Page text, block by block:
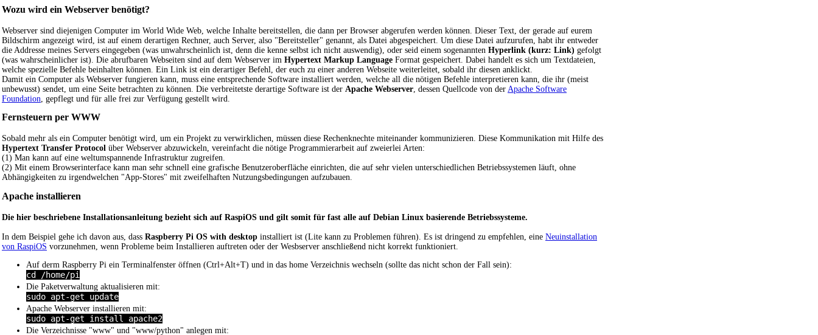
Wozu wird ein Webserver benötigt?
Webserver sind diejenigen Computer im World Wide Web, welche Inhalte bereitstellen, die dann per Browser abgerufen werden können. Dieser Text, der gerade auf eurem
Bildschirm angezeigt wird, ist auf einem derartigen Rechner, auch Server, also "Bereitsteller" genannt, als Datei abgespeichert. Um diese Datei aufzurufen, habt ihr entweder
die Addresse meines Servers eingegeben (was unwahrscheinlich ist, denn die kenne selbst ich nicht auswendig), oder seid einem sogenannten Hyperlink (kurz: Link) gefolgt
(was wahrscheinlicher ist). Die abrufbaren Webseiten sind auf dem Webserver im Hypertext Markup Language Format gespeichert. Dabei handelt es sich um Textdateien,
welche spezielle Befehle beinhalten können. Ein Link ist ein derartiger Befehl, der euch zu einer anderen Webseite weiterleitet, sobald ihr diesen anklickt.
Damit ein Computer als Webserver fungieren kann, muss eine entsprechende Software installiert werden, welche all die nötigen Befehle interpretieren kann, die ihr (meist
unbewusst) sendet, um eine Seite betrachten zu können. Die verbreitetste derartige Software ist der Apache Webserver, dessen Quellcode von der Apache Software
Foundation, gepflegt und für alle frei zur Verfügung gestellt wird.
Fernsteuern per WWW
Sobald mehr als ein Computer benötigt wird, um ein Projekt zu verwirklichen, müssen diese Rechenknechte miteinander kommunizieren. Diese Kommunikation mit Hilfe des
Hypertext Transfer Protocol über Webserver abzuwickeln, vereinfacht die nötige Programmierarbeit auf zweierlei Arten:
(1) Man kann auf eine weltumspannende Infrastruktur zugreifen.
(2) Mit einem Browserinterface kann man sehr schnell eine grafische Benutzeroberfläche einrichten, die auf sehr vielen unterschiedlichen Betriebssystemen läuft, ohne
Abhängigkeiten zu irgendwelchen "App-Stores" mit zweifelhaften Nutzungsbedingungen aufzubauen.
Apache installieren
Die hier beschriebene Installationsanleitung bezieht sich auf RaspiOS und gilt somit für fast alle auf Debian Linux basierende Betriebssysteme.
In dem Beispiel gehe ich davon aus, dass Raspberry Pi OS with desktop installiert ist (Lite kann zu Problemen führen). Es ist dringend zu empfehlen, eine Neuinstallation
von RaspiOS vorzunehmen, wenn Probleme beim Installieren auftreten oder der Wesbserver anschließend nicht korrekt funktioniert.
Auf derm Raspberry Pi ein Terminalfenster öffnen (Ctrl+Alt+T) und in das home Verzeichnis wechseln (sollte das nicht schon der Fall sein):
cd /home/pi
Die Paketverwaltung aktualisieren mit:
sudo apt-get update
Apache Webserver installieren mit:
sudo apt-get install apache2
Die Verzeichnisse "www" und "www/python" anlegen mit: